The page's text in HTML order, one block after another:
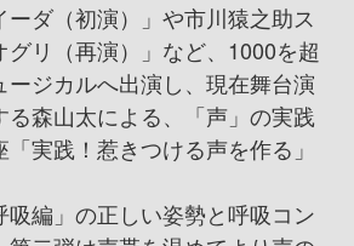
ーダ（初演）」や市川猿之助ス
グリ（再演）」など、1000を超
ージカルへ出演し、現在舞台演
る森山太による、「声」の実践
「実践！惹きつける声を作る」
編」の正しい姿勢と呼吸コン